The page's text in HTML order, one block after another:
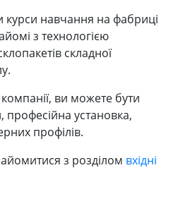
навчання на фабриці
з технологією
складної
ви можете бути
професійна установка,
профілів.
з розділом вхідні